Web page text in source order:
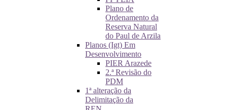
Plano de
Ordenamento da
Reserva Natural
do Paul de Arzila
Planos (Igt) Em
Desenvolvimento
PIER Arazede
2.ª Revisão do
PDM
1ª alteração da
Delimitação da